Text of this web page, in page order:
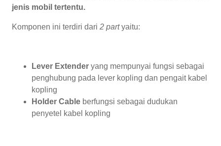
jenis mobil tertentu.
Komponen ini terdiri dari 2 partyaitu:
Lever Extender yang mempunyai fungsi sebagai
penghubung pada lever kopling dan pengait kabel
kopling
Holder Cable berfungsi sebagai dudukan
penyetel kabel kopling